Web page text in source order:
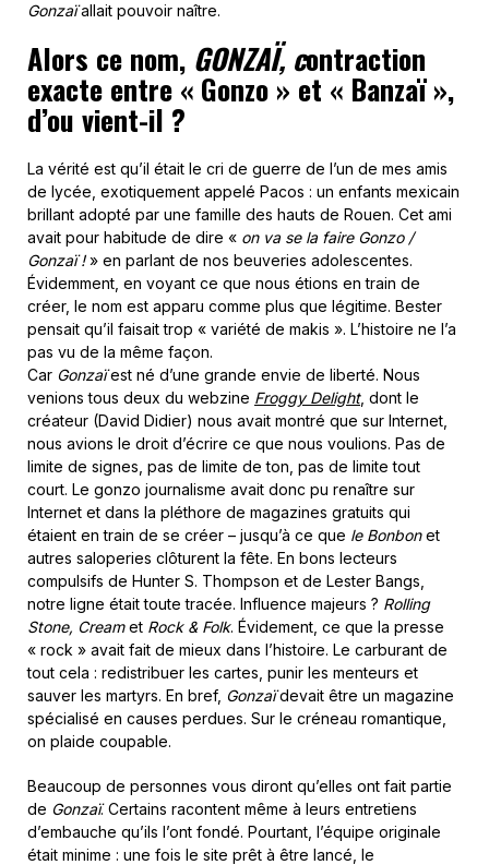
Gonzaïallait pouvoir naître.
Alors ce nom, GONZAÏ, contraction
exacte entre « Gonzo » et « Banzaï »,
d’ou vient-il ?
La vérité est qu’il était le cri de guerre de l’un de mes amis
de lycée, exotiquement appelé Pacos : un enfants mexicain
brillant adopté par une famille des hauts de Rouen. Cet ami
avait pour habitude de dire « on va se la faire Gonzo /
Gonzaï !» en parlant de nos beuveries adolescentes.
Évidemment, en voyant ce que nous étions en train de
créer, le nom est apparu comme plus que légitime. Bester
pensait qu’il faisait trop « variété de makis ». L’histoire ne l’a
pas vu de la même façon.
Car Gonzaïest né d’une grande envie de liberté. Nous
venions tous deux du webzine Froggy Delight, dont le
créateur (David Didier) nous avait montré que sur Internet,
nous avions le droit d’écrire ce que nous voulions. Pas de
limite de signes, pas de limite de ton, pas de limite tout
court. Le gonzo journalisme avait donc pu renaître sur
Internet et dans la pléthore de magazines gratuits qui
étaient en train de se créer – jusqu’à ce que le Bonbonet
autres saloperies clôturent la fête. En bons lecteurs
compulsifs de Hunter S. Thompson et de Lester Bangs,
notre ligne était toute tracée. Influence majeurs ? Rolling
Stone, Creamet Rock & Folk. Évidement, ce que la presse
« rock » avait fait de mieux dans l’histoire. Le carburant de
tout cela : redistribuer les cartes, punir les menteurs et
sauver les martyrs. En bref, Gonzaïdevait être un magazine
spécialisé en causes perdues. Sur le créneau romantique,
on plaide coupable.
Beaucoup de personnes vous diront qu’elles ont fait partie
de Gonzaï. Certains racontent même à leurs entretiens
d’embauche qu’ils l’ont fondé. Pourtant, l’équipe originale
était minime : une fois le site prêt à être lancé, le